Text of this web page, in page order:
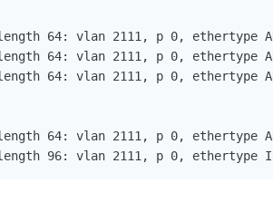
64: vlan 2111, p 0, ethertype
64: vlan 2111, p 0, ethertype
64: vlan 2111, p 0, ethertype
64: vlan 2111, p 0, ethertype
2111, p 0, ethertype IPv4,